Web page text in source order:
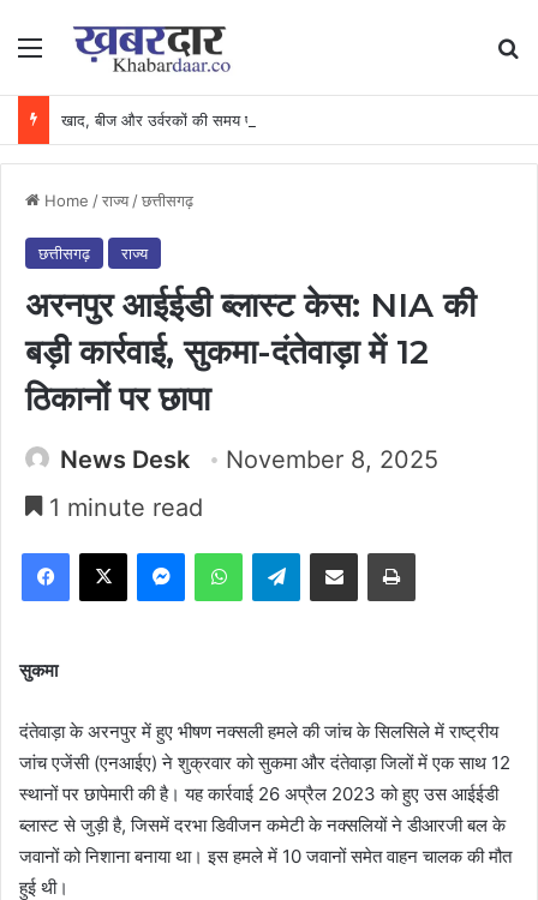
Menu
Home /राज्य /छत्तीसगढ़
छत्तीसगढ़ राज्य
अरनपुर आईईडी ब्लास्ट केस: NIA की
बड़ी कार्रवाई, सुकमा-दंतेवाड़ा में 12
ठिकानों पर छापा
News Desk
November 8, 2025
1 minute read
Facebook
X MessengerWhatsAppTelegramShare via Email Print
सुकमा
दंतेवाड़ा के अरनपुर में हुए भीषण नक्सली हमले की जांच के सिलसिले में राष्ट्रीय
जांच एजेंसी (एनआईए) ने शुक्रवार को सुकमा और दंतेवाड़ा जिलों में एक साथ 12
स्थानों पर छापेमारी की है। यह कार्रवाई 26 अप्रैल 2023 को हुए उस आईईडी
ब्लास्ट से जुड़ी है, जिसमें दरभा डिवीजन कमेटी के नक्सलियों ने डीआरजी बल के
जवानों को निशाना बनाया था। इस हमले में 10 जवानों समेत वाहन चालक की मौत
हुई थी।